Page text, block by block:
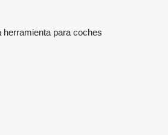
herramienta para coches